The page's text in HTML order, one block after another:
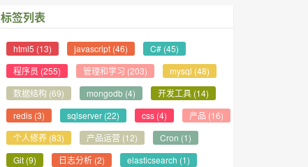
标签列表
html5 (13) javascript(46) C#(45)
程序员 (255) 管理和学习 (203) mysql (48)
数据结构 (69) mongodb(4) 开发工具(14)
redis(3) sqlserver(22) css(4) 产品 (16)
个人修养(83) 产品运营 (12) Cron (1)
Git(9) 日志分析(2) elasticsearch (1)